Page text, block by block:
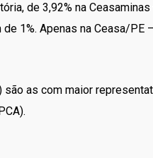
de 3,92% na
1%. Apenas na Ceasa/PE
as com maior